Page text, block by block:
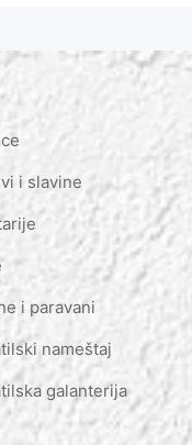
i slavine
i paravani
nameštaj
galanterija